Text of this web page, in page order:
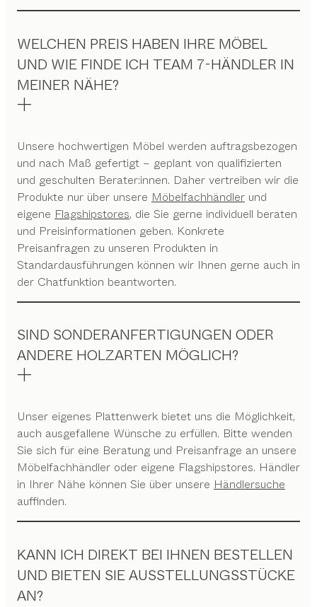
WELCHEN PREIS HABEN IHRE MÖBEL
UND WIE FINDE ICH TEAM 7-HÄNDLER IN
MEINER NÄHE?
Unsere hochwertigen Möbel werden auftragsbezogen
und nach Maß gefertigt – geplant von qualifizierten
und geschulten Berater:innen. Daher vertreiben wir die
Produkte nur über unsere Möbelfachhändler und
eigene Flagshipstores, die Sie gerne individuell beraten
und Preisinformationen geben. Konkrete
Preisanfragen zu unseren Produkten in
Standardausführungen können wir Ihnen gerne auch in
der Chatfunktion beantworten.
SIND SONDERANFERTIGUNGEN ODER
ANDERE HOLZARTEN MÖGLICH?
Unser eigenes Plattenwerk bietet uns die Möglichkeit,
auch ausgefallene Wünsche zu erfüllen. Bitte wenden
Sie sich für eine Beratung und Preisanfrage an unsere
Möbelfachhändler oder eigene Flagshipstores. Händler
in Ihrer Nähe können Sie über unsere Händlersuche
auffinden.
KANN ICH DIREKT BEI IHNEN BESTELLEN
UND BIETEN SIE AUSSTELLUNGSSTÜCKE
AN?